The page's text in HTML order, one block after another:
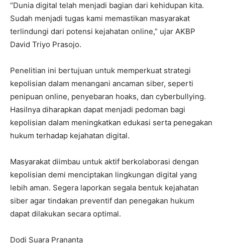
“Dunia digital telah menjadi bagian dari kehidupan kita.
Sudah menjadi tugas kami memastikan masyarakat
terlindungi dari potensi kejahatan online,” ujar AKBP
David Triyo Prasojo.
Penelitian ini bertujuan untuk memperkuat strategi
kepolisian dalam menangani ancaman siber, seperti
penipuan online, penyebaran hoaks, dan cyberbullying.
Hasilnya diharapkan dapat menjadi pedoman bagi
kepolisian dalam meningkatkan edukasi serta penegakan
hukum terhadap kejahatan digital.
Masyarakat diimbau untuk aktif berkolaborasi dengan
kepolisian demi menciptakan lingkungan digital yang
lebih aman. Segera laporkan segala bentuk kejahatan
siber agar tindakan preventif dan penegakan hukum
dapat dilakukan secara optimal.
Dodi Suara Prananta